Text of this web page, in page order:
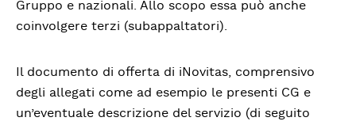
Gruppo e nazionali. Allo scopo essa può anche
coinvolgere terzi (subappaltatori).
Il documento di offerta di iNovitas, comprensivo
degli allegati come ad esempio le presenti CG e
un’eventuale descrizione del servizio (di seguito